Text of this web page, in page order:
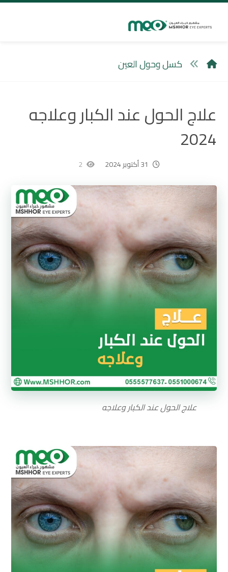
كسل وحول العين
علاج الحول عند الكبار وعلاجه
2024
31 أكتوبر 2024 2
علاج الحول عند الكبار وعلاجه